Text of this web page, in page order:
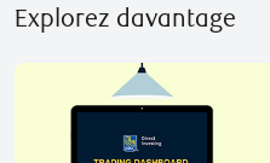
Explorez davantage